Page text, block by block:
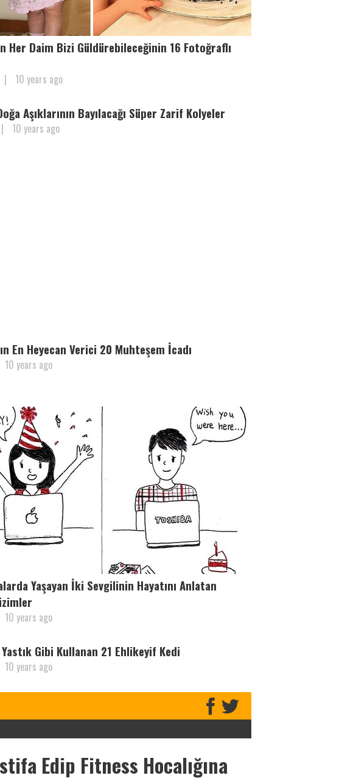
Her Daim Bizi Güldürebileceğinin 16 Fotoğraflı
| 10 years ago
Aşıklarının Bayılacağı Süper Zarif Kolyeler
| 10 years ago
En Heyecan Verici 20 Muhteşem İcadı
10 years ago
Yaşayan İki Sevgilinin Hayatını Anlatan
10 years ago
Gibi Kullanan 21 Ehlikeyif Kedi
10 years ago
Edip Fitness Hocalığına